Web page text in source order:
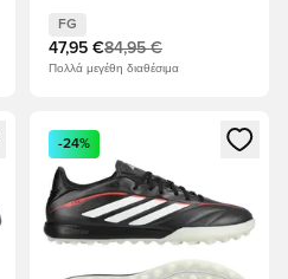
Άνθρακας/Νυχτερινό
μεταλλικό
FG
47,95 €84,95 €
Πολλά μεγέθη διαθέσιμα
ή να εγγραφείτε ως
Ανοίγει ένα Modal για να
-24%